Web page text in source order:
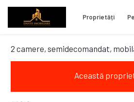
Proprietăți
2 camere, semidecomandat,
Această